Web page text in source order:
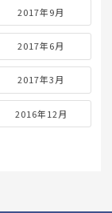
2017年9月
2017年6月
2017年3月
2016年12月